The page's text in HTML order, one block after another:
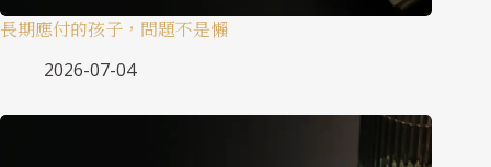
長期應付的孩子，問題不是懶
2026-07-04